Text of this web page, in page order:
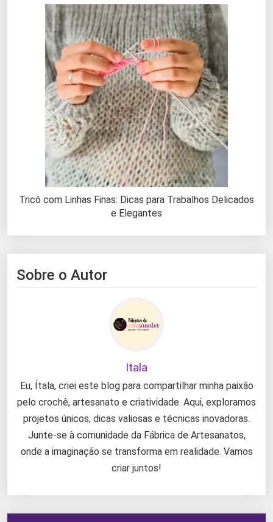
Tricô com Linhas Finas: Dicas para Trabalhos Delicados
e Elegantes
Sobre o Autor
Itala
Eu, Ítala, criei este blog para compartilhar minha paixão
pelo crochê, artesanato e criatividade. Aqui, exploramos
projetos únicos, dicas valiosas e técnicas inovadoras.
Junte-se à comunidade da Fábrica de Artesanatos,
onde a imaginação se transforma em realidade. Vamos
criar juntos!